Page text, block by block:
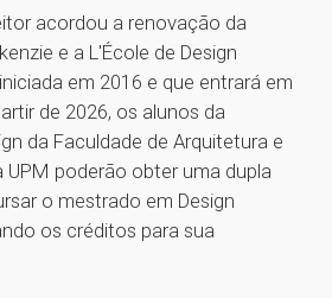
acordou a renovação da
e a L'École de Design
em 2016 e que entrará em
de 2026, os alunos da
da Faculdade de Arquitetura e
UPM poderão obter uma dupla
o mestrado em Design
os créditos para sua